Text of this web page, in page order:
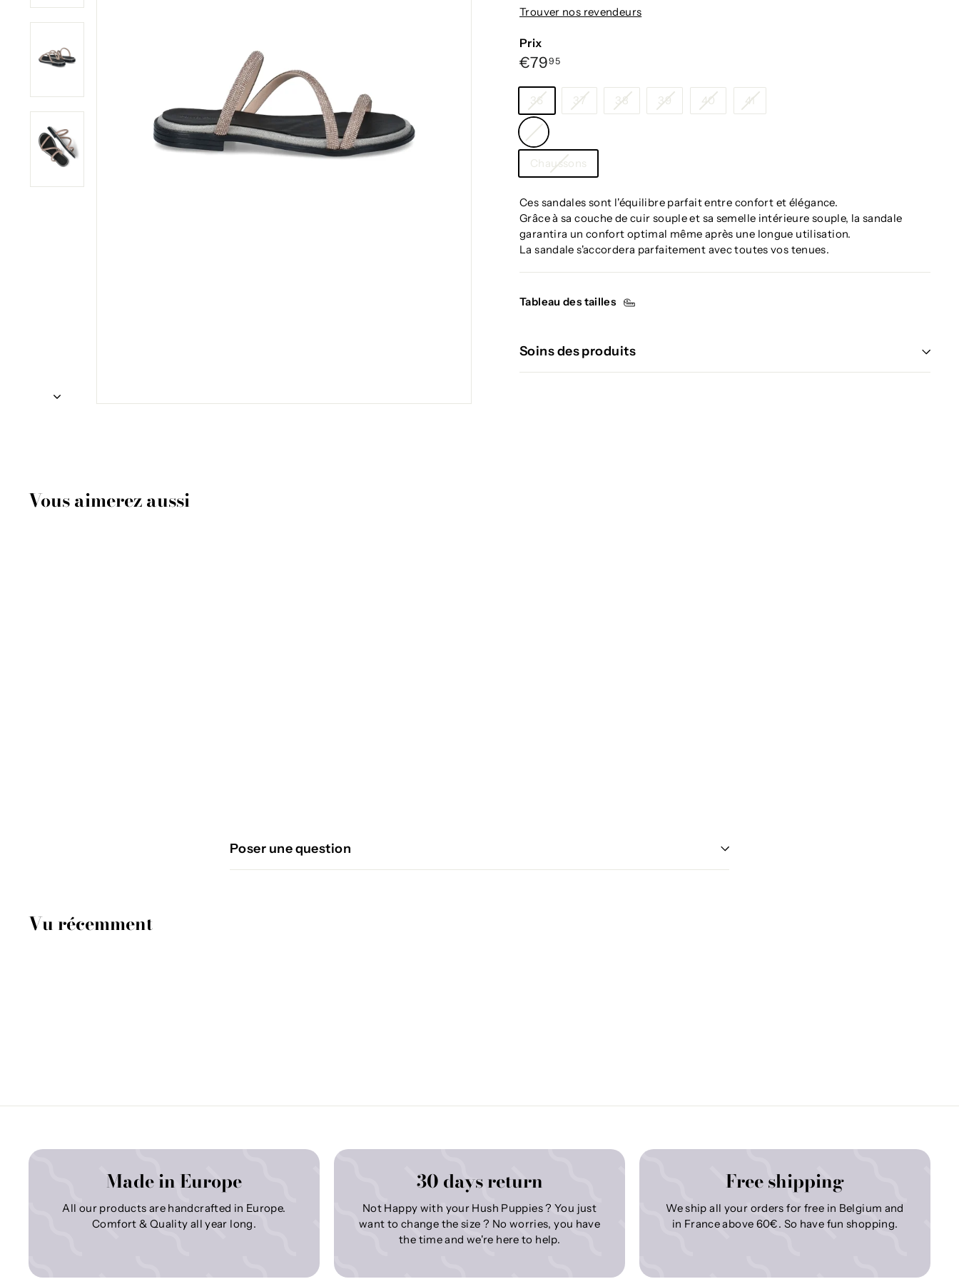
Trouver nos revendeurs
Prix
Prix
régulier
€7995€79,95
Taille
36 37 38 39 40 41
Couleur
—
Noir
Catégorie
Chaussons
Ces sandales sont l'équilibre parfait entre confort et élégance.
Grâce à sa couche de cuir souple et sa semelle intérieure souple, la sandale
garantira un confort optimal même après une longue utilisation.
La sandale s'accordera parfaitement avec toutes vos tenues.
Tableau des tailles
Soins des produits
Vous aimerez aussi
Poser une question
Vu récemment
Made in Europe
All our products are handcrafted in Europe.
Comfort & Quality all year long.
30 days return
Not Happy with your Hush Puppies ? You just
want to change the size ? No worries, you have
the time and we're here to help.
Free shipping
We ship all your orders for free in Belgium and
in France above 60€. So have fun shopping.